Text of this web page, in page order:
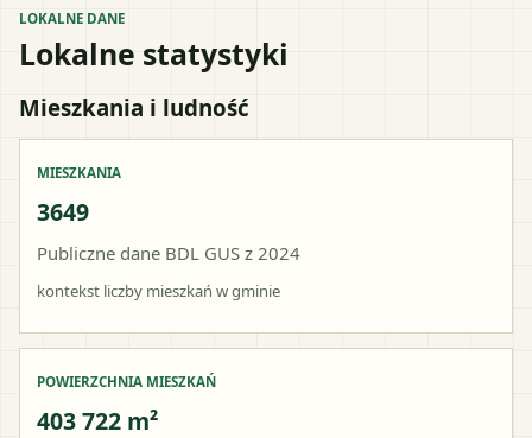
LOKALNE DANE
Lokalne statystyki
Mieszkania i ludność
MIESZKANIA
3649
Publiczne dane BDL GUS z 2024
kontekst liczby mieszkań w gminie
POWIERZCHNIA MIESZKAŃ
403 722 m²